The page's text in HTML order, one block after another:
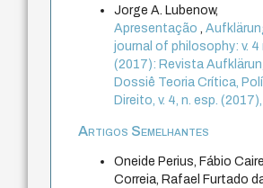
Jorge A. Lubenow,
Apresentação,
journal of philosophy: v. 4
(2017): Revista
Dossiê Teoria Crítica,
Direito, v. 4, n. esp.
Artigos Semelhantes
Oneide Perius, Fábio
Correia, Rafael Furtado